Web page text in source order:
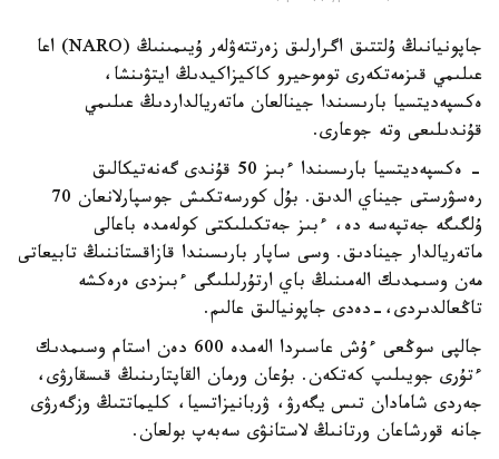
جاپونيانىڭ ۇلتتىق اگرارلىق زەرتتەۋلەر ۇيىمىنىڭ (NARO) اعا
عىلىمي قىزمەتكەرى توموحيرو كاكيزاكيدىڭ ايتۋىنشا،
ەكسپەديتسيا بارىسىندا جينالعان ماتەريالداردىڭ عىلىمي
قۇندىلىعى وتە جوعارى.
- ەكسپەديتسيا بارىسىندا ءبىز 50 قۇندى گەنەتيكالىق
رەسۋرستى جيناي الدىق. بۇل كورسەتكىش جوسپارلانعان 70
ۇلگىگە جەتپەسە دە، ءبىز جەتكىلىكتى كولەمدە باعالى
ماتەريالدار جينادىق. وسى ساپار بارىسىندا قازاقستاننىڭ تابيعاتى
مەن وسىمدىك الەمىنىڭ باي ارتۇرلىلىگى ءبىزدى ەرەكشە
تاڭعالدىردى،-دەدى جاپونيالىق عالىم.
جالپى سوڭعى ءۇش عاسىردا الەمدە 600 دەن استام وسىمدىك
ءتۇرى جويىلىپ كەتكەن. بۇعان ورمان القاپتارىنىڭ قىسقارۋى،
جەردى شامادان تىس يگەرۋ، ۋربانيزاتسيا، كليماتتىڭ وزگەرۋى
جانە قورشاعان ورتانىڭ لاستانۋى سەبەپ بولعان.